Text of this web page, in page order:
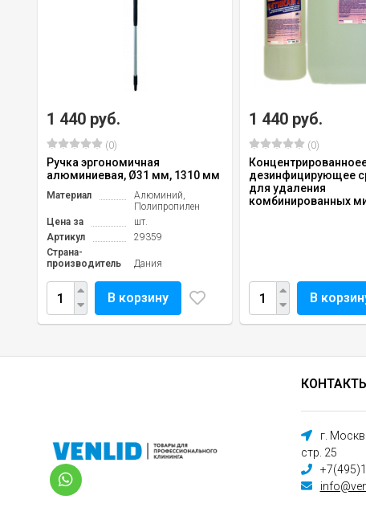
1 440 руб.
(0)
Ручка эргономичная
алюминиевая, Ø31 мм, 1310 мм
Материал
Алюминий,
Полипропилен
Цена за
шт.
Артикул
29359
Страна-
производитель
Дания
В корзину
1 440 руб.
(0)
дезинфицирующее
для удаления
комбинированных
В
г.
стр. 25